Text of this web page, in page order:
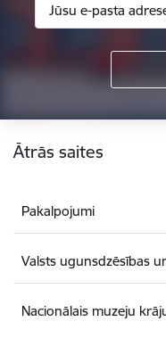
Ātrās saites
Pakalpojumi
Valsts ugunsdzēsības
Nacionālais muzeju